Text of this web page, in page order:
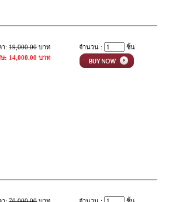
า: 19,000.00 บาท
: 14,000.00 บาท
จำนวน : ชิ้น